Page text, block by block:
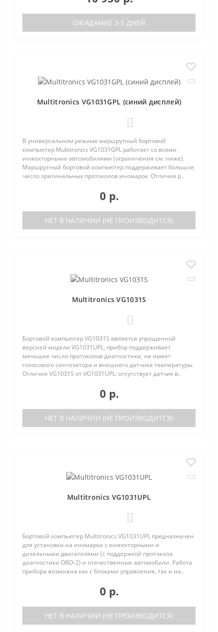
ОЖИДАНИЕ 3-5 ДНЕЙ
Multitronics VG1031GPL (синий дисплей)
В универсальном режиме маршрутный бортовой
компьютер Multitronics VG1031GPL работает со всеми
инжекторными автомобилями (ограничения см. ниже).
Маршрутный бортовой компьютер поддерживает большое
число оригинальных протоколов иномарок. Отличия р..
0 р.
НЕТ В НАЛИЧИИ (НЕ ПРОИЗВОДИТСЯ)
Multitronics VG1031S
Бортовой компьютер VG1031S является упрощенной
версией модели VG1031UPL, прибор поддерживает
меньшее число протоколов диагностики, не имеет
голосового синтезатора и внешнего датчика температуры.
Отличия VG1031S от VG1031UPL: отсутствует датчик в..
0 р.
НЕТ В НАЛИЧИИ (НЕ ПРОИЗВОДИТСЯ)
Multitronics VG1031UPL
Бортовой компьютер Multitronics VG1031UPL предназначен
для установки на иномарки с инжекторными и
дизельными двигателями (с поддержкой протокола
диагностики OBD-2) и отечественные автомобили. Работа
прибора возможна как с блоками управления, так и на..
0 р.
НЕТ В НАЛИЧИИ (НЕ ПРОИЗВОДИТСЯ)